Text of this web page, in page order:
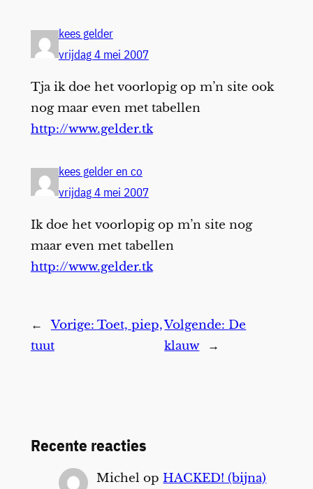
kees gelder
vrijdag 4 mei 2007
Tja ik doe het voorlopig op m’n site ook
nog maar even met tabellen
http://www.gelder.tk
kees gelder en co
vrijdag 4 mei 2007
Ik doe het voorlopig op m’n site nog
maar even met tabellen
http://www.gelder.tk
← Vorige: Toet, piep,
tuut
Volgende:De
klauw
→
Recente reacties
Michel opHACKED! (bijna)